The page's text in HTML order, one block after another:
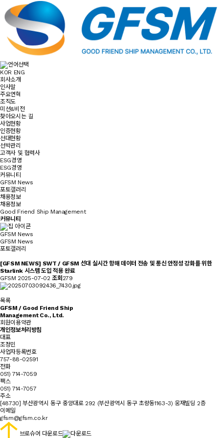
KOR ENG
회사소개
인사말
주요연혁
조직도
미션&비전
찾아오시는 길
사업현황
인증현황
선대현황
선박관리
고객사 및 협력사
ESG경영
ESG경영
커뮤니티
GFSM News
포토갤러리
채용정보
채용정보
Good Friend Ship Management
커뮤니티
GFSM News
GFSM News
포토갤러리
[GFSM NEWS] SWT / GFSM 선대 실시간 항해 데이터 전송 및 통신 안정성 강화를 위한
Starlink 시스템 도입 적용 완료
GFSM 2025-07-02 조회 279
목록
GFSM / Good Friend Ship
Management Co., Ltd.
회원이용약관
개인정보처리방침
대표
조정민
사업자등록번호
757-88-02591
전화
051) 714-7059
팩스
051) 714-7057
주소
[48730] 부산광역시 동구 중앙대로 292 (부산광역시 동구 초량동1163-3) 웅재빌딩 2층
이메일
gfsm@gfsm.co.kr
브로슈어 다운로드